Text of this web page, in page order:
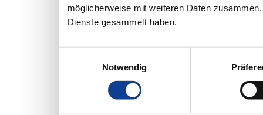
möglicherweise mit weiteren Daten
Dienste gesammelt haben.
Notwendig